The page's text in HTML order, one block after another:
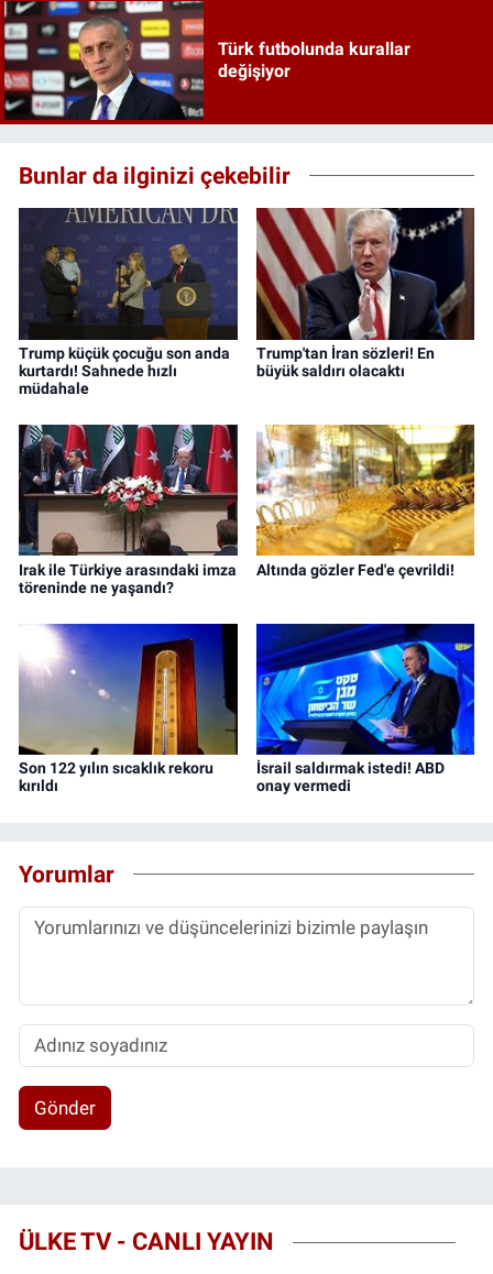
Türk futbolunda kurallar
değişiyor
Bunlar da ilginizi çekebilir
Trump küçük çocuğu son anda
kurtardı! Sahnede hızlı
müdahale
Trump'tan İran sözleri! En
büyük saldırı olacaktı
Irak ile Türkiye arasındaki imza
töreninde ne yaşandı?
Altında gözler Fed'e çevrildi!
Son 122 yılın sıcaklık rekoru
kırıldı
İsrail saldırmak istedi! ABD
onay vermedi
Yorumlar
Gönder
ÜLKE TV - CANLI YAYIN